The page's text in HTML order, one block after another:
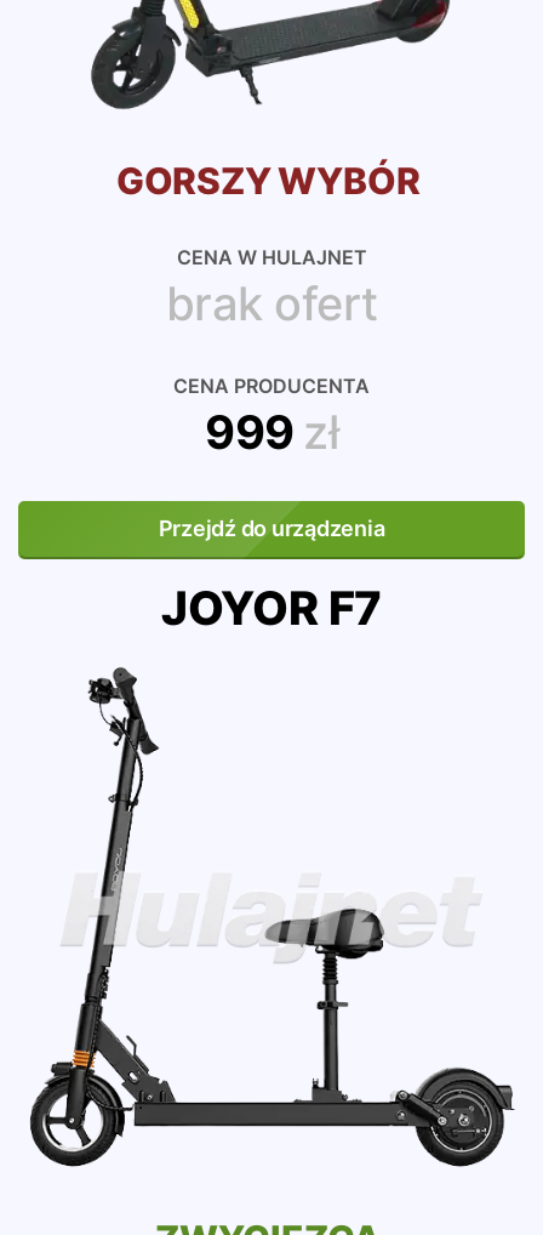
GORSZY WYBÓR
CENA W HULAJNET
brak ofert
CENA PRODUCENTA
999 zł
Przejdź do urządzenia
JOYOR F7